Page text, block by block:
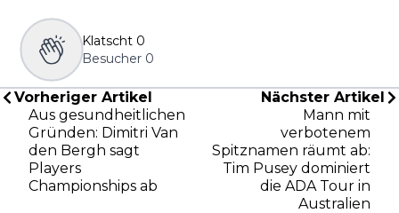
Klatscht 0
Besucher 0
Vorheriger Artikel
Aus gesundheitlichen
Gründen: Dimitri Van
den Bergh sagt
Players
Championships ab
Nächster Artikel
Mann mit
verbotenem
Spitznamen räumt ab:
Tim Pusey dominiert
die ADA Tour in
Australien